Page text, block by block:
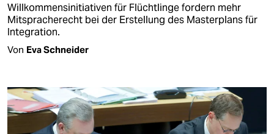
Willkommensinitiativen für Flüchtlinge fordern mehr
Mitspracherecht bei der Erstellung des Masterplans für
Integration.
Von Eva Schneider